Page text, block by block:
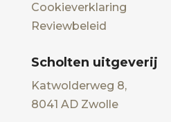
Cookieverklaring
Reviewbeleid
Scholten uitgeverij
Katwolderweg 8,
8041 AD Zwolle